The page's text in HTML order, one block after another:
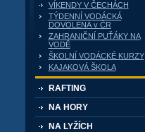
VÍKENDY V ČECHÁCH
TÝDENNÍ VODÁCKÁ
DOVOLENÁ v ČR
ZAHRANIČNÍ PUŤÁKY NA
VODĚ
ŠKOLNÍ VODÁCKÉ KURZY
KAJAKOVÁ ŠKOLA
RAFTING
NA HORY
NA LYŽÍCH